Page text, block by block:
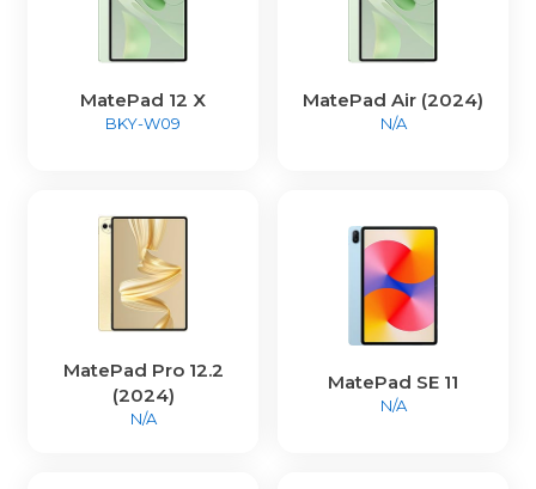
MatePad 12 X
BKY-W09
MatePad Air (2024)
N/A
MatePad Pro 12.2
(2024)
N/A
MatePad SE 11
N/A